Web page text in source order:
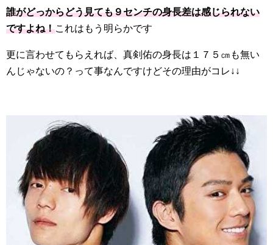
誰がどっからどう見ても９センチの身長差は感じられない
ですよね！これはもう明らかです
更に言わせてもらえれば、真剣佑の身長は１７５㎝も無い
んじゃないの？って事なんですけどその理由がコレ↓↓